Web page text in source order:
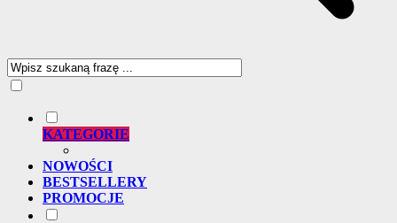
KATEGORIE
NOWOŚCI
BESTSELLERY
PROMOCJE